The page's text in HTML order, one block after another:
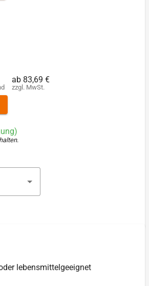
ab 83,69 €
zzgl. MwSt.
.
lebensmittelgeeignet